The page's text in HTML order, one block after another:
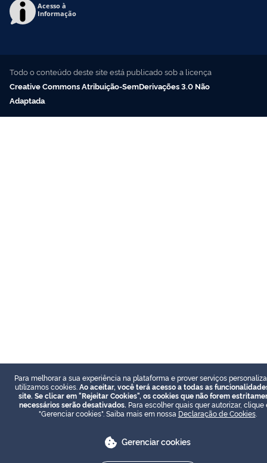
Acesso à
Informação
Todo o conteúdo deste site está publicado sob a licença
Creative Commons Atribuição-SemDerivações 3.0 Não
Adaptada
Para melhorar a sua experiência na plataforma e prover serviços
utilizamos cookies. Ao aceitar, você terá acesso a todas as
site. Se clicar em "Rejeitar Cookies", os cookies que não forem
necessários serão desativados. Para escolher quais quer autorizar, clique
"Gerenciar cookies". Saiba mais em nossa Declaração de Cookies.
Gerenciar cookies